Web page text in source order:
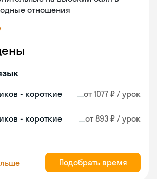
отношения
- короткие
от 1077 ₽ / урок
- короткие
от 893 ₽ / урок
Подобрать время